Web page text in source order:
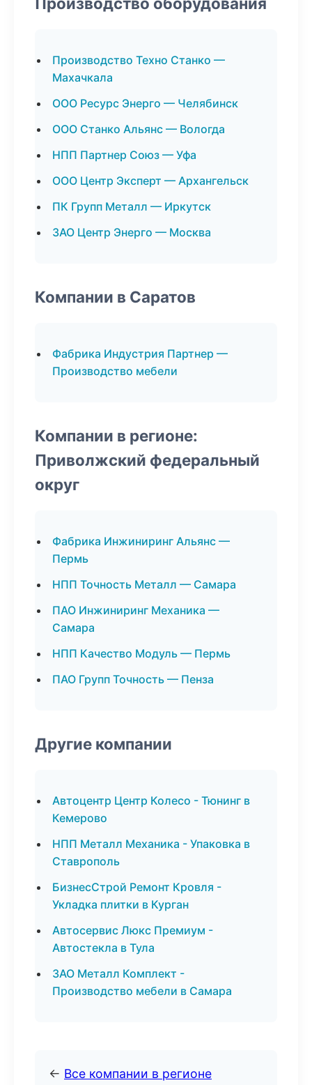
Производство Техно Станко —
Махачкала
ООО Ресурс Энерго — Челябинск
ООО Станко Альянс — Вологда
НПП Партнер Союз — Уфа
ООО Центр Эксперт — Архангельск
ПК Групп Металл — Иркутск
ЗАО Центр Энерго — Москва
Компании в Саратов
Фабрика Индустрия Партнер —
Производство мебели
Компании в регионе:
Приволжский федеральный
округ
Фабрика Инжиниринг Альянс —
Пермь
НПП Точность Металл — Самара
ПАО Инжиниринг Механика —
Самара
НПП Качество Модуль — Пермь
ПАО Групп Точность — Пенза
Другие компании
Автоцентр Центр Колесо - Тюнинг в
Кемерово
НПП Металл Механика - Упаковка в
Ставрополь
БизнесСтрой Ремонт Кровля -
Укладка плитки в Курган
Автосервис Люкс Премиум -
Автостекла в Тула
ЗАО Металл Комплект -
Производство мебели в Самара
← Все компании в регионе